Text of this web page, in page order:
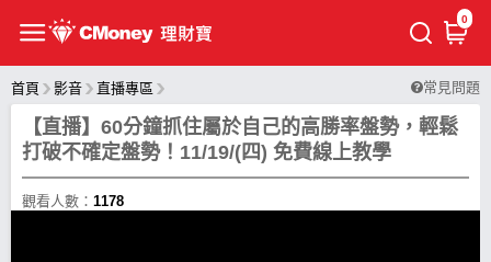
0
首頁 影音 直播專區 常見問題
【直播】60分鐘抓住屬於自己的高勝率盤勢，輕鬆
打破不確定盤勢！11/19/(四) 免費線上教學
觀看人數： 1178